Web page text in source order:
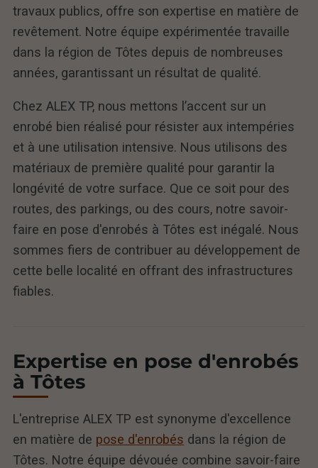
travaux publics, offre son expertise en matière de
revêtement. Notre équipe expérimentée travaille
dans la région de Tôtes depuis de nombreuses
années, garantissant un résultat de qualité.
Chez ALEX TP, nous mettons l’accent sur un
enrobé bien réalisé pour résister aux intempéries
et à une utilisation intensive. Nous utilisons des
matériaux de première qualité pour garantir la
longévité de votre surface. Que ce soit pour des
routes, des parkings, ou des cours, notre savoir-
faire en pose d'enrobés à Tôtes est inégalé. Nous
sommes fiers de contribuer au développement de
cette belle localité en offrant des infrastructures
fiables.
Expertise en pose d'enrobés
à Tôtes
L'entreprise ALEX TP est synonyme d'excellence
en matière de pose d'enrobés dans la région de
Tôtes. Notre équipe dévouée combine savoir-faire